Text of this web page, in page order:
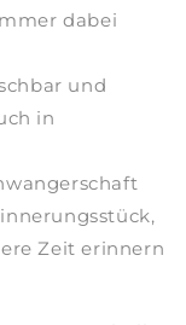
dabei
und
in
Zeit erinnern